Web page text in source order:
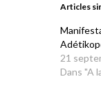
Articles
21
Dans "A